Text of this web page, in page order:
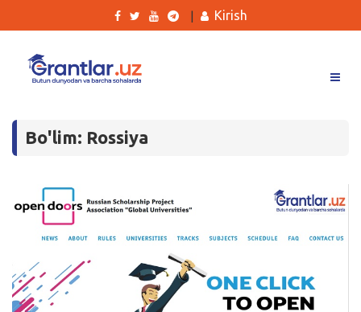
Tanlovlar
Kurslar
Blog
Yana
Kirish
Bo'lim: Rossiya